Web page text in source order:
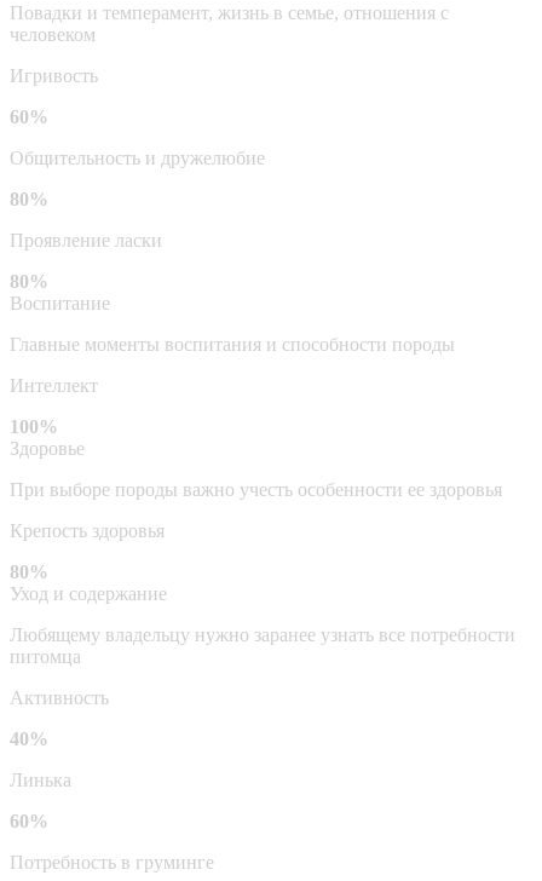
Повадки и темперамент, жизнь в семье, отношения с
человеком
Игривость
60%
Общительность и дружелюбие
80%
Проявление ласки
80%
Воспитание
Главные моменты воспитания и способности породы
Интеллект
100%
Здоровье
При выборе породы важно учесть особенности ее здоровья
Крепость здоровья
80%
Уход и содержание
Любящему владельцу нужно заранее узнать все потребности
питомца
Активность
40%
Линька
60%
Потребность в груминге